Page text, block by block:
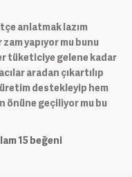
anlatmak lazım
yapıyor mu bunu
tüketiciye gelene kadar
aradan çıkartılıp
destekleyip hem
önüne geçiliyor mu bu
15beğeni